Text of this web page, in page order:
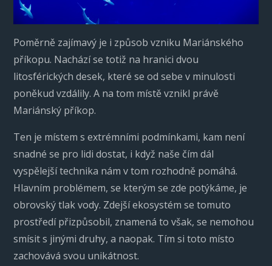
Poměrně zajímavý je i způsob vzniku Mariánského
příkopu. Nachází se totiž na hranici dvou
litosférických desek, které se od sebe v minulosti
poněkud vzdálily. A na tom místě vznikl právě
Mariánský příkop.
Ten je místem s extrémními podmínkami, kam není
snadné se pro lidi dostat, i když naše čím dál
vyspělejší technika nám v tom rozhodně pomáhá.
Hlavním problémem, se kterým se zde potýkáme, je
obrovský tlak vody. Zdejší ekosystém se tomuto
prostředí přizpůsobil, znamená to však, se nemohou
smísit s jinými druhy, a naopak. Tím si toto místo
zachovává svou unikátnost.